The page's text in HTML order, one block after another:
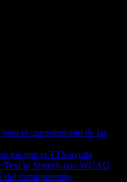
el cumplimiento de las
los que la TTS ayuda
Text to Speech con WCAG
del cumplimiento